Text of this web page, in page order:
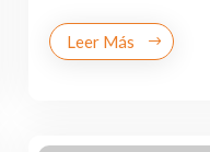
Leer Más